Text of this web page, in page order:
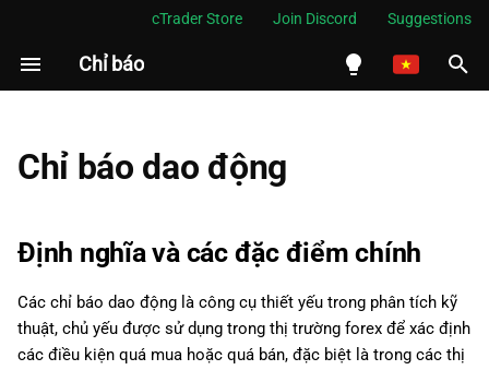
cTrader Store Join Discord Suggestions
Chỉ báo
Melayu
ไทย
I
l
Chỉ báo dao động
Định nghĩa và các đặc điểm chính
Các chỉ báo dao động là công cụ thiết yếu trong phân tích kỹ
thuật, chủ yếu được sử dụng trong thị trường forex để xác định
các điều kiện quá mua hoặc quá bán, đặc biệt là trong các thị